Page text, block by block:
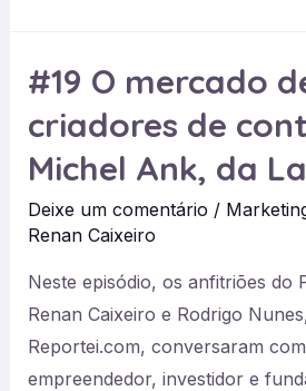
Marketing
para
com
Vinicius
Gambeta
#19 O mercado
criadores de
Michel Ank, da
Deixe um comentário /
Renan Caixeiro
Neste episódio, os anfitriões do
Renan Caixeiro e Rodrigo
Reportei.com, conversaram
empreendedor, investidor e